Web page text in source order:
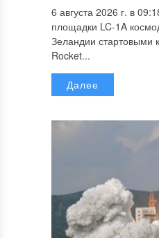
6 августа 2026 г. в
площадки LC-1A
Зеландии стартовыми
Rocket...
Далее